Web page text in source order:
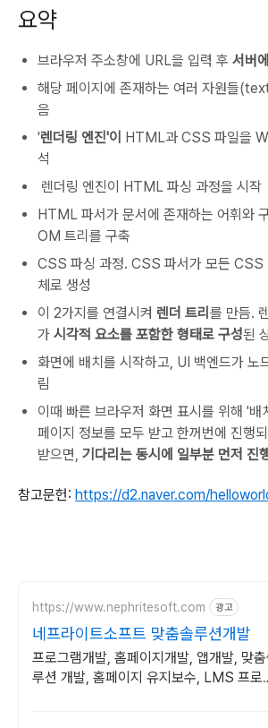
요약
브라우저 주소창에 URL을 입력 후 서버
해당 페이지에 존재하는 여러 자원들
음
'렌더링 엔진'이
HTML과 CSS 파일을
석
렌더링 엔진이 HTML 파싱 과정을 시작
HTML 파서가 문서에 존재하는 어휘와
OM 트리를 구축
CSS 파싱 과정. CSS 파서가 모든 CSS
체로 생성
이 2가지를 연결시켜 렌더 트리 를 만듬.
가 시각적 요소를 포함한 형태로 구성된
화면에 배치를 시작하고, UI 백엔드가 노
림
이때 빠른 브라우저 화면 표시를 위해 '배
페이지 정보를 모두 받고 한꺼번에 진행
받으면, 기다리는 동시에 일부분 먼저 진
참고문헌: https://d2.naver.com/
https://www.nephritesoft.com 광고
네프라이트소프트 맞춤솔루션개발
프로그램개발, 홈페이지개발, 앱개발, 맞
루션 개발, 홈페이지 유지보수, LMS 프로